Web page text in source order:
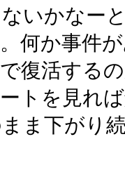
いかなー
何か事件
復活する
トを見れ
ま下がり